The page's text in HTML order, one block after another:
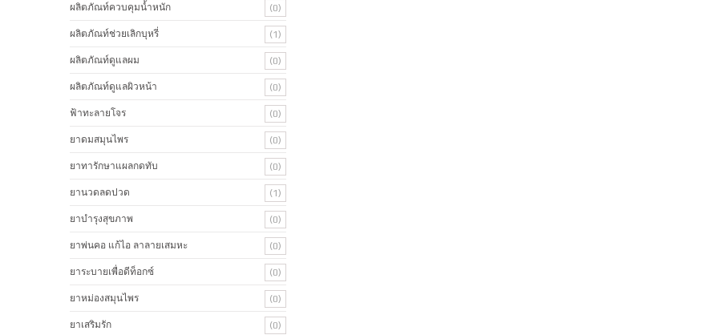
ผลิตภัณท์ควบคุมน้ำหนัก (0)
ผลิตภัณท์ช่วยเลิกบุหรี่ (1)
ผลิตภัณท์ดูแลผม (0)
ผลิตภัณท์ดูแลผิวหน้า (0)
ฟ้าทะลายโจร (0)
ยาดมสมุนไพร (0)
ยาทารักษาแผลกดทับ (0)
ยานวดลดปวด (1)
ยาบำรุงสุขภาพ (0)
ยาพ่นคอ แก้ไอ ลาลายเสมหะ (0)
ยาระบายเพื่อดีท็อกซ์ (0)
ยาหม่องสมุนไพร (0)
ยาเสริมรัก (0)